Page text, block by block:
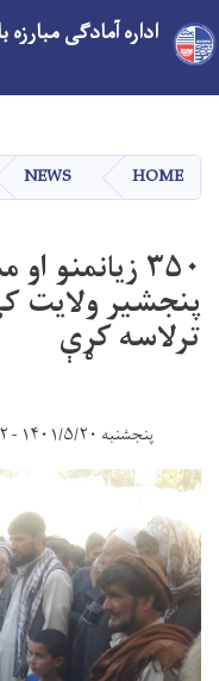
اداره آمادگی
HOME
NEWS
۳۵۰ زیانمنو
پنجشیر ولایت
ترلاسه کړې
پنجشنبه ۱۴۰۱/۵/۲۰ - ۱۳:۴۲